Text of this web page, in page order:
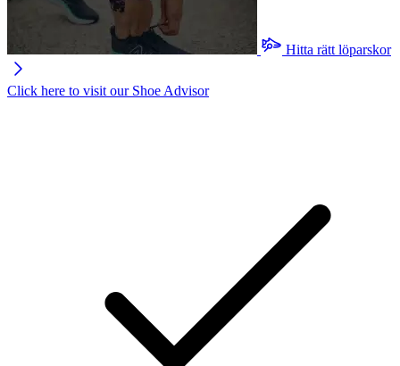
Hitta rätt löparskor
Click here to visit our Shoe Advisor